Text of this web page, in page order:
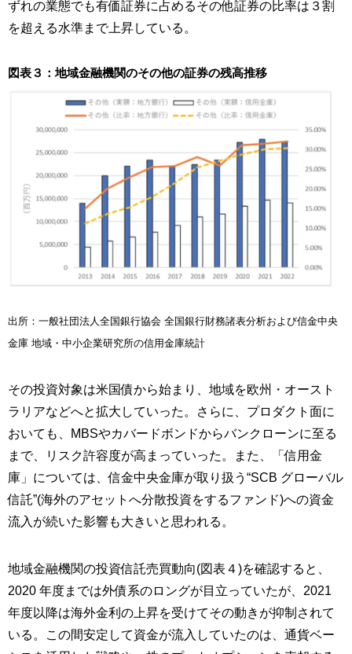
ずれの業態でも有価証券に占めるその他証券の比率は３割
を超える水準まで上昇している。
図表３：地域金融機関のその他の証券の残高推移
出所：一般社団法人全国銀行協会 全国銀行財務諸表分析および信金中央
金庫 地域・中小企業研究所の信用金庫統計
その投資対象は米国債から始まり、地域を欧州・オースト
ラリアなどへと拡大していった。さらに、プロダクト面に
おいても、MBSやカバードボンドからバンクローンに至る
まで、リスク許容度が高まっていった。また、「信用金
庫」については、信金中央金庫が取り扱う“SCB グローバル
信託”(海外のアセットへ分散投資をするファンド)への資金
流入が続いた影響も大きいと思われる。
地域金融機関の投資信託売買動向(図表４)を確認すると、
2020 年度までは外債系のロングが目立っていたが、2021
年度以降は海外金利の上昇を受けてその動きが抑制されて
いる。この間安定して資金が流入していたのは、通貨ベー